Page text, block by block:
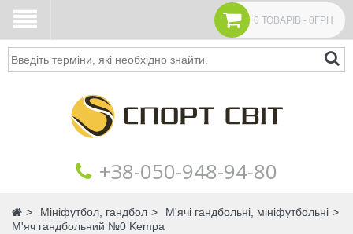
0 ТОВАРІВ - 0ГРН
Пошук
+38‎‎-050-948-94-80
Головна
Мініфутбол, гандбол
М'ячі гандбольні, мініфутбольні
М'яч гандбольний №0 Kempa